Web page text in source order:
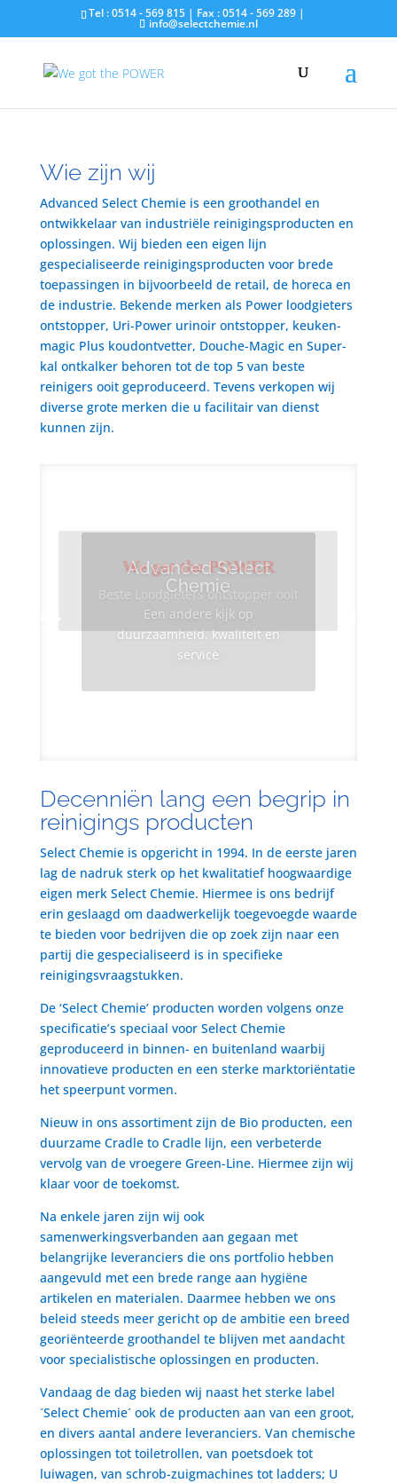
Tel : 0514 - 569 815 | Fax : 0514 - 569 289 |
info@selectchemie.nl
Wie zijn wij
Advanced Select Chemie is een groothandel en
ontwikkelaar van industriële reinigingsproducten en
oplossingen. Wij bieden een eigen lijn
gespecialiseerde reinigingsproducten voor brede
toepassingen in bijvoorbeeld de retail, de horeca en
de industrie. Bekende merken als Power loodgieters
ontstopper, Uri-Power urinoir ontstopper, keuken-
magic Plus koudontvetter, Douche-Magic en Super-
kal ontkalker behoren tot de top 5 van beste
reinigers ooit geproduceerd. Tevens verkopen wij
diverse grote merken die u facilitair van dienst
kunnen zijn.
Advanced Select
Chemie
Een andere kijk op
duurzaamheid, kwaliteit en
service
We got the POWER
Beste Loodgieters ontstopper ooit
Decenniën lang een begrip in
reinigings producten
Select Chemie is opgericht in 1994. In de eerste jaren
lag de nadruk sterk op het kwalitatief hoogwaardige
eigen merk Select Chemie. Hiermee is ons bedrijf
erin geslaagd om daadwerkelijk toegevoegde waarde
te bieden voor bedrijven die op zoek zijn naar een
partij die gespecialiseerd is in specifieke
reinigingsvraagstukken.
De ‘Select Chemie’ producten worden volgens onze
specificatie’s speciaal voor Select Chemie
geproduceerd in binnen- en buitenland waarbij
innovatieve producten en een sterke marktoriëntatie
het speerpunt vormen.
Nieuw in ons assortiment zijn de Bio producten, een
duurzame Cradle to Cradle lijn, een verbeterde
vervolg van de vroegere Green-Line. Hiermee zijn wij
klaar voor de toekomst.
Na enkele jaren zijn wij ook
samenwerkingsverbanden aan gegaan met
belangrijke leveranciers die ons portfolio hebben
aangevuld met een brede range aan hygiëne
artikelen en materialen. Daarmee hebben we ons
beleid steeds meer gericht op de ambitie een breed
georiënteerde groothandel te blijven met aandacht
voor specialistische oplossingen en producten.
Vandaag de dag bieden wij naast het sterke label
´Select Chemie´ ook de producten aan van een groot,
en divers aantal andere leveranciers. Van chemische
oplossingen tot toiletrollen, van poetsdoek tot
luiwagen, van schrob-zuigmachines tot ladders; U